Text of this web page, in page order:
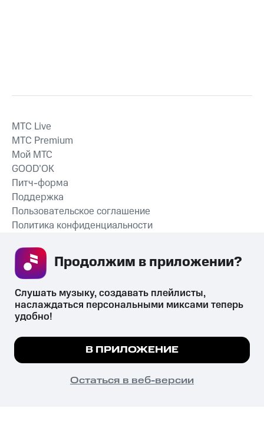
СКАЧАТЬ ПРИЛОЖЕНИЕ
MTС Live
MTС Premium
Мой МТС
GOOD’OK
Питч-форма
Поддержка
Пользовательское соглашение
Политика конфиденциальности
психотропных веществ, их аналогов причиняет вред здоровью,
их незаконный оборот запрещён и влечёт установленную
законодательством ответственность.
© 2026 ООО «КИОН».
Все права защищены
Мы используем куки, чтобы на сайте все
Подробнее
ПОНЯТНО
Слушать музыку, создавать плейлисты,
наслаждаться персональными миксами теперь
удобно!
В ПРИЛОЖЕНИЕ
Остаться в веб-версии